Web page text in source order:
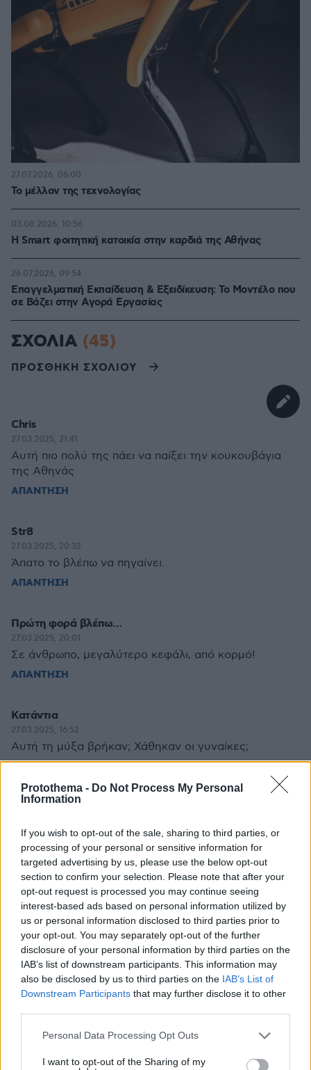
Protothema - Do Not Process My Personal
Information
If you wish to opt-out of the sale, sharing to third parties, or
processing of your personal or sensitive information for
targeted advertising by us, please use the below opt-out
section to confirm your selection. Please note that after your
opt-out request is processed you may continue seeing
interest-based ads based on personal information utilized by
us or personal information disclosed to third parties prior to
your opt-out. You may separately opt-out of the further
disclosure of your personal information by third parties on the
IAB’s list of downstream participants. This information may
also be disclosed by us to third parties on the IAB’s List of
Downstream Participants that may further disclose it to other
Please note that this website/app uses one or more Google
not limited to your visit or usage behaviour. You may click to
Personal Data Processing Opt Outs
I want to opt-out of the Sharing of my
Το μέλλον της τεχνολογίας
27.07.2026, 06:00
Η Smart φοιτητική κατοικία στην καρδιά της Αθήνας
03.08.2026, 10:56
Επαγγελματική Εκπαίδευση & Εξειδίκευση: Το Mοντέλο που
σε Bάζει στην Aγορά Eργασίας
26.07.2026, 09:54
ΣΧΟΛΙΑ (45)
ΠΡΟΣΘΗΚΗ ΣΧΟΛΙΟΥ
Chris
27.03.2025, 21:41
Αυτή πιο πολύ της πάει να παίξει την κουκουβάγια
της Αθηνάς
ΑΠΑΝΤΗΣΗ
Str8
27.03.2025, 20:32
Άπατο το βλέπω να πηγαίνει.
ΑΠΑΝΤΗΣΗ
Πρώτη φορά βλέπω…
27.03.2025, 20:01
Σε άνθρωπο, μεγαλύτερο κεφάλι, από κορμό!
ΑΠΑΝΤΗΣΗ
Κατάντια
27.03.2025, 16:52
Αυτή τη μύξα βρήκαν; Χάθηκαν οι γυναίκες;
ΑΠΑΝΤΗΣΗ
@
Ας το υπομείνουμε αυτό με την Αθηνά.
Τουλάχιστον εκείνον το χοιροβοσκό τον Εύμαιο
και τον γιο του Οδυσσέα, τον Τηλέμαχο, πιστεύω
να τους παρουσιάζουν στρειτ.
ΑΠΑΝΤΗΣΗ
ΓΕΩΡΓΙΟΣ
27.03.2025, 16:13
Την Σίντνεϊ Σουίνι έπρεπε να βάλουν να παίξει την
θεά Αθηνά. Πραγματική θεά.
ΑΠΑΝΤΗΣΗ